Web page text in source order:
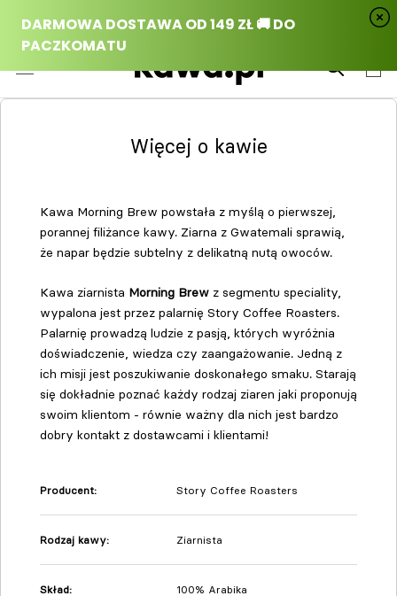
Przejdź
do
Więcej o kawie
Kawa Morning Brew powstała z myślą o pierwszej,
porannej filiżance kawy. Ziarna z Gwatemali sprawią,
że napar będzie subtelny z delikatną nutą owoców.
Kawa ziarnista Morning Brew z segmentu speciality,
wypalona jest przez palarnię Story Coffee Roasters.
Palarnię prowadzą ludzie z pasją, których wyróżnia
doświadczenie, wiedza czy zaangażowanie. Jedną z
ich misji jest poszukiwanie doskonałego smaku. Starają
się dokładnie poznać każdy rodzaj ziaren jaki proponują
swoim klientom - równie ważny dla nich jest bardzo
dobry kontakt z dostawcami i klientami!
Producent: Story Coffee Roasters
Rodzaj kawy: Ziarnista
Skład: 100% Arabika